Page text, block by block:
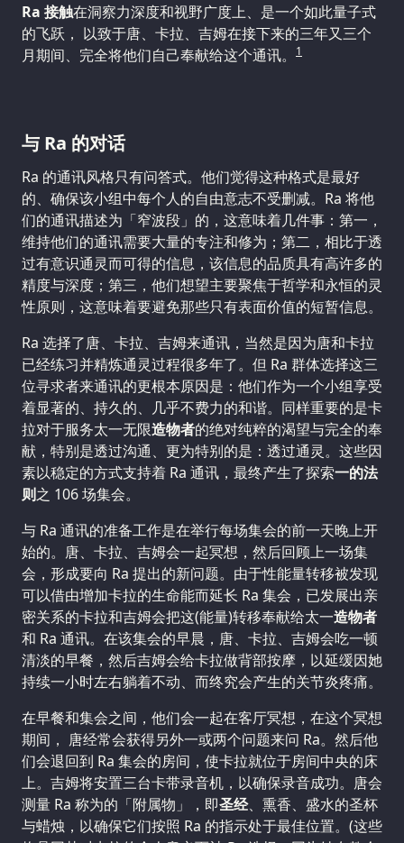
Ra 接触在洞察力深度和视野广度上、是一个如此量子式
的飞跃， 以致于唐、卡拉、吉姆在接下来的三年又三个
月期间、完全将他们自己奉献给这个通讯。
1
与 Ra 的对话
Ra 的通讯风格只有问答式。他们觉得这种格式是最好
的、确保该小组中每个人的自由意志不受删减。Ra 将他
们的通讯描述为「窄波段」的，这意味着几件事：第一，
维持他们的通讯需要大量的专注和修为；第二，相比于透
过有意识通灵而可得的信息，该信息的品质具有高许多的
精度与深度；第三，他们想望主要聚焦于哲学和永恒的灵
性原则，这意味着要避免那些只有表面价值的短暂信息。
Ra 选择了唐、卡拉、吉姆来通讯，当然是因为唐和卡拉
已经练习并精炼通灵过程很多年了。但 Ra 群体选择这三
位寻求者来通讯的更根本原因是：他们作为一个小组享受
着显著的、持久的、几乎不费力的和谐。同样重要的是卡
拉对于服务太一无限造物者的绝对纯粹的渴望与完全的奉
献，特别是透过沟通、更为特别的是：透过通灵。这些因
素以稳定的方式支持着 Ra 通讯，最终产生了探索一的法
则之 106 场集会。
与 Ra 通讯的准备工作是在举行每场集会的前一天晚上开
始的。唐、卡拉、吉姆会一起冥想，然后回顾上一场集
会，形成要向 Ra 提出的新问题。由于性能量转移被发现
可以借由增加卡拉的生命能而延长 Ra 集会，已发展出亲
密关系的卡拉和吉姆会把这(能量)转移奉献给太一造物者
和 Ra 通讯。在该集会的早晨，唐、卡拉、吉姆会吃一顿
清淡的早餐，然后吉姆会给卡拉做背部按摩，以延缓因她
持续一小时左右躺着不动、而终究会产生的关节炎疼痛。
在早餐和集会之间，他们会一起在客厅冥想，在这个冥想
期间， 唐经常会获得另外一或两个问题来问 Ra。然后他
们会退回到 Ra 集会的房间，使卡拉就位于房间中央的床
上。吉姆将安置三台卡带录音机，以确保录音成功。唐会
测量 Ra 称为的「附属物」，即圣经、熏香、盛水的圣杯
与蜡烛，以确保它们按照 Ra 的指示处于最佳位置。(这些